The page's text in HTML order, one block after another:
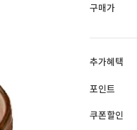
구매가
추가혜택
포인트
쿠폰할인